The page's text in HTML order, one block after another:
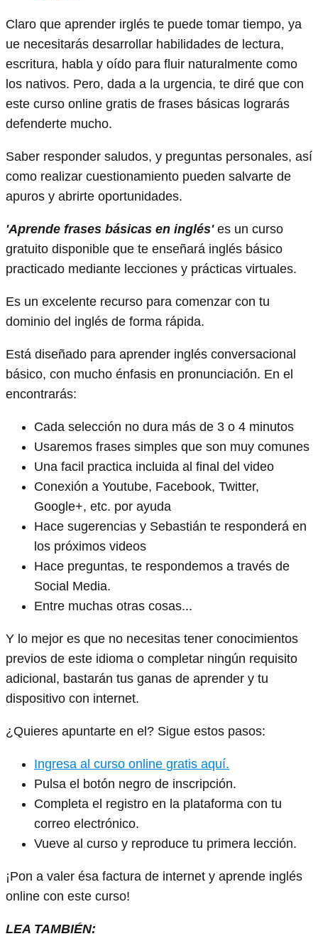
Claro que aprender irglés te puede tomar tiempo, ya
ue necesitarás desarrollar habilidades de lectura,
escritura, habla y oído para fluir naturalmente como
los nativos. Pero, dada a la urgencia, te diré que con
este curso online gratis de frases básicas lograrás
defenderte mucho.
Saber responder saludos, y preguntas personales, así
como realizar cuestionamiento pueden salvarte de
apuros y abrirte oportunidades.
'Aprende frases básicas en inglés' es un curso
gratuito disponible que te enseñará inglés básico
practicado mediante lecciones y prácticas virtuales.
Es un excelente recurso para comenzar con tu
dominio del inglés de forma rápida.
Está diseñado para aprender inglés conversacional
básico, con mucho énfasis en pronunciación. En el
encontrarás:
Cada selección no dura más de 3 o 4 minutos
Usaremos frases simples que son muy comunes
Una facil practica incluida al final del video
Conexión a Youtube, Facebook, Twitter,
Google+, etc. por ayuda
Hace sugerencias y Sebastián te responderá en
los próximos videos
Hace preguntas, te respondemos a través de
Social Media.
Entre muchas otras cosas...
Y lo mejor es que no necesitas tener conocimientos
previos de este idioma o completar ningún requisito
adicional, bastarán tus ganas de aprender y tu
dispositivo con internet.
¿Quieres apuntarte en el? Sigue estos pasos:
Ingresa al curso online gratis aquí.
Pulsa el botón negro de inscripción.
Completa el registro en la plataforma con tu
correo electrónico.
Vueve al curso y reproduce tu primera lección.
¡Pon a valer ésa factura de internet y aprende inglés
online con este curso!
LEA TAMBIÉN: